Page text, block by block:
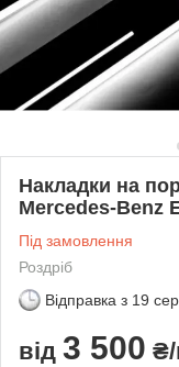
Накладки на
Mercedes-Benz
Під замовлення
Роздріб
Відправка з 19
від 3 500 ₴/